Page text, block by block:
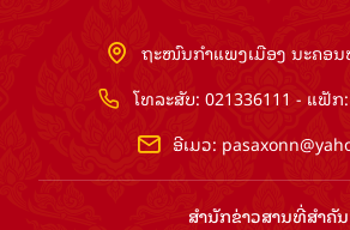
ຖະໜົນກຳແພງເມືອງ ນະຄອນ
ໂທລະສັບ: 021336111 - ແຟັກ
ອີເມວ:
ສຳ​ນັກ​ຂ່າວ​ສານ​ທີ່​ສຳ​ຄັນ​